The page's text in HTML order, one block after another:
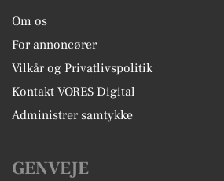
Om os
For annoncører
Vilkår og Privatlivspolitik
Kontakt VORES Digital
Administrer samtykke
GENVEJE